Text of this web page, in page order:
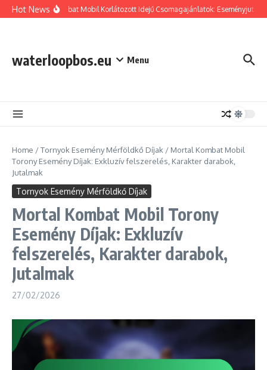
Skip to content
Hot News
Mortal Kombat Mobil Korlátozott Idejű Csomagajánlatok:
waterloopbos.eu Menu
Home /Tornyok Esemény Mérföldkő Díjak / Mortal Kombat Mobil
Torony Esemény Díjak: Exkluzív felszerelés, Karakter darabok,
Jutalmak
Tornyok Esemény Mérföldkő Díjak
Mortal Kombat Mobil Torony
Esemény Díjak: Exkluzív
felszerelés, Karakter darabok,
Jutalmak
27/02/2026